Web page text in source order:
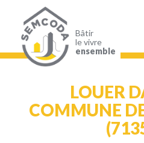
contenu
principal
Bâtir
le vivre
ensemble
LOUER
COMMUNE